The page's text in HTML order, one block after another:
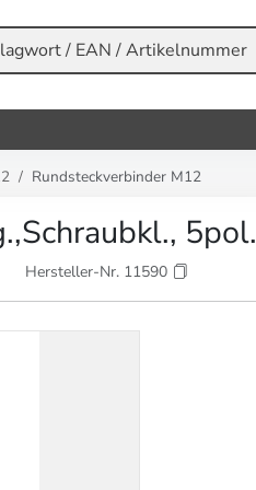
Rundsteckverbinder M12
5pol.
Hersteller-Nr. 11590